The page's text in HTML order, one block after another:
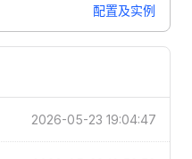
配置及实例
2026-05-23 19:04:47